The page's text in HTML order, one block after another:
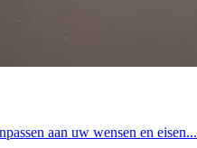
aan uw wensen en eisen...